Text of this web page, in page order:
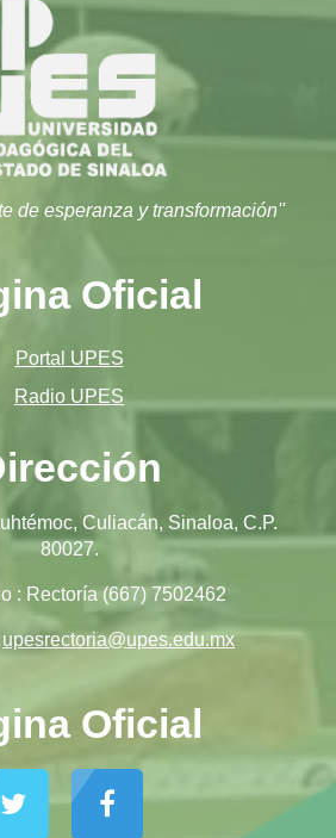
de esperanza y transformación''
Oficial
Portal UPES
Radio UPES
Culiacán, Sinaloa, C.P.
80027.
: Rectoría (667) 7502462
upesrectoria@upes.edu.mx
Oficial